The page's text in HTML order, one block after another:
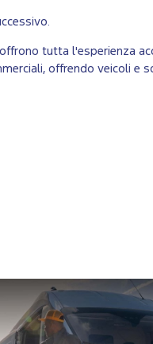
tutta l'esperienza
offrendo veicoli e